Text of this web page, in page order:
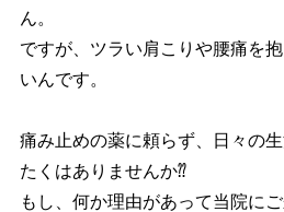
ん。
ですが、ツラい肩こりや腰痛を
いんです。
痛み止めの薬に頼らず、日々の
たくはありませんか⁇
もし、何か理由があって当院に